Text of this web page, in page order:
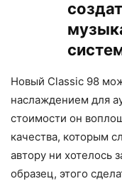
Новый Classic 98
наслаждением для
стоимости он
качества, которым
автору ни хотелось
образец, этого